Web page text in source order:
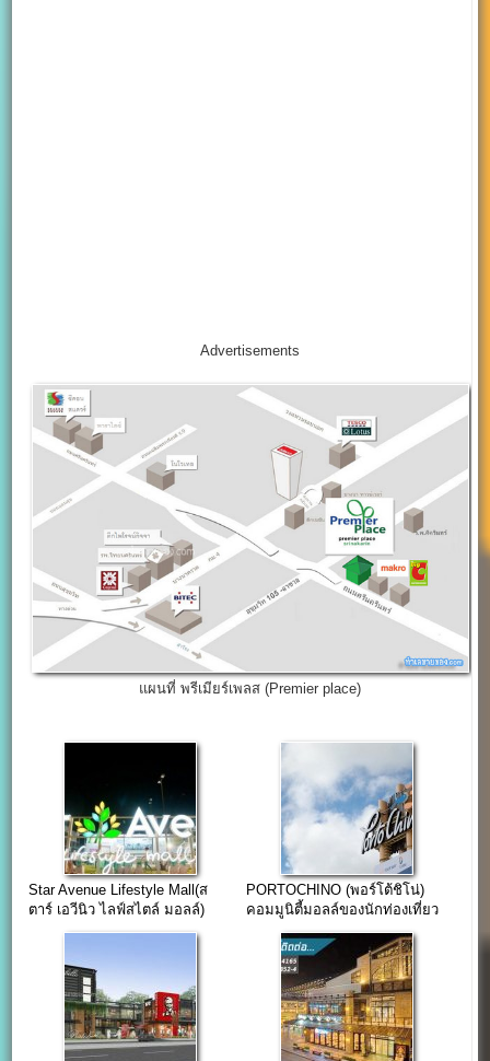
Advertisements
แผนที่ พรีเมียร์เพลส (Premier place)
Star Avenue Lifestyle Mall(ส
ตาร์ เอวีนิว ไลฟ์สไตล์ มอลล์)
PORTOCHINO (พอร์โต้ชิโน่)
คอมมูนิตี้มอลล์ของนักท่องเที่ยว